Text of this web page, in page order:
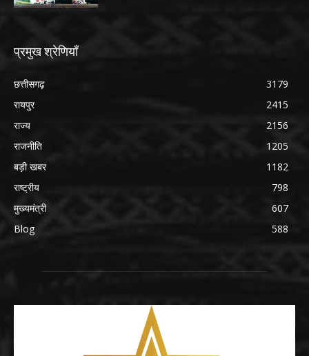
प्रमुख श्रेणियाँ
छत्तीसगढ़
3179
रायपुर
2415
राज्य
2156
राजनीति
1205
बड़ी खबर
1182
राष्ट्रीय
798
मुख्यमंत्री
607
Blog
588